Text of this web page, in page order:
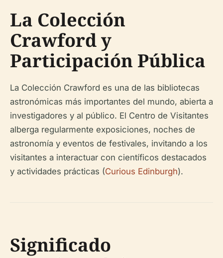
La Colección
Crawford y
Participación Pública
La Colección Crawford es una de las bibliotecas
astronómicas más importantes del mundo, abierta a
investigadores y al público. El Centro de Visitantes
alberga regularmente exposiciones, noches de
astronomía y eventos de festivales, invitando a los
visitantes a interactuar con científicos destacados
y actividades prácticas (Curious Edinburgh).
Significado